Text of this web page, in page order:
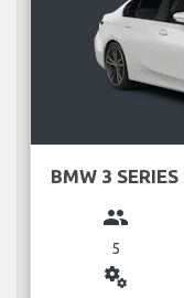
BMW 3 SERIES
group
5
miscellaneous_services